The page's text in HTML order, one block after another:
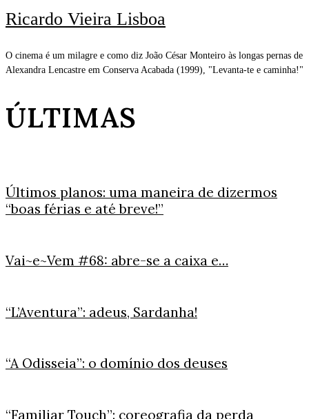
Ricardo Vieira Lisboa
O cinema é um milagre e como diz João César Monteiro às longas pernas de
Alexandra Lencastre em Conserva Acabada (1999), "Levanta-te e caminha!"
ÚLTIMAS
Últimos planos: uma maneira de dizermos
“boas férias e até breve!”
Vai~e~Vem #68: abre-se a caixa e…
“L’Aventura”: adeus, Sardanha!
“A Odisseia”: o domínio dos deuses
“Familiar Touch”: coreografia da perda